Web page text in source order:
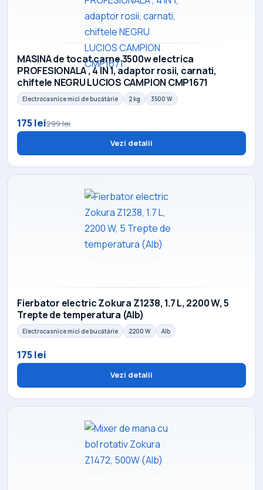
MASINA de tocat carne 3500w electrica
PROFESIONALA , 4 IN 1, adaptor rosii, carnati,
chiftele NEGRU LUCIOS CAMPION CMP1671
Electrocasnice mici de bucătărie 2 kg 3500 W
175 lei299 lei
Vezi detalii
Fierbator electric Zokura Z1238, 1.7 L, 2200 W, 5
Trepte de temperatura (Alb)
Electrocasnice mici de bucătărie 2200 W Alb
175 lei
Vezi detalii